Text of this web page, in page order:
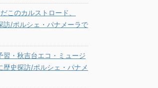
このカルストロード、
訪/ポルシェ・パナメーラで
習・秋吉台エコ・ミュージ
歴史探訪/ポルシェ・パナメ